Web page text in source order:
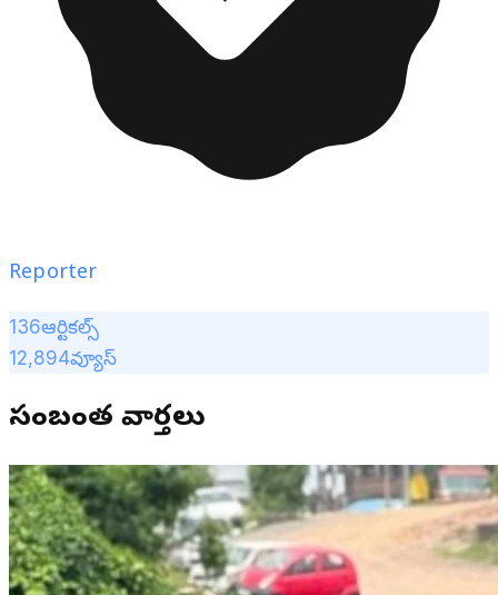
Reporter
136ఆర్టికల్స్
12,894వ్యూస్
సంబంధిత వార్తలు